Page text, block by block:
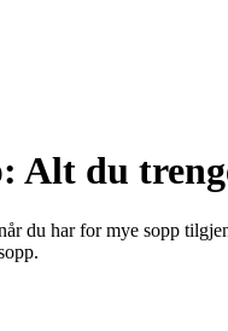
Alt du
du har for mye sopp